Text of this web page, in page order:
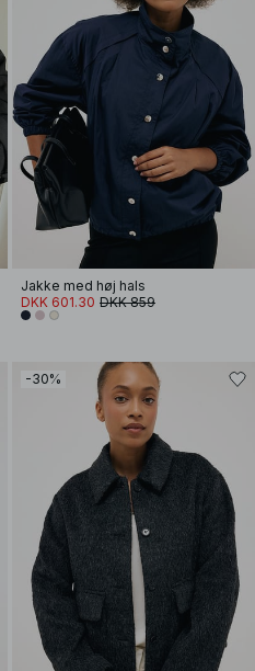
Jakke med høj hals
DKK 601.30 DKK 859
-30%